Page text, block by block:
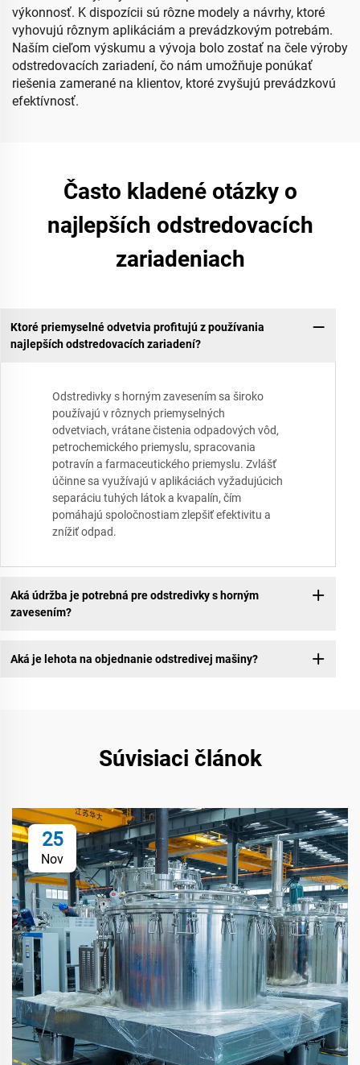
výkonnosť. K dispozícii sú rôzne modely a návrhy, ktoré
vyhovujú rôznym aplikáciám a prevádzkovým potrebám.
Naším cieľom výskumu a vývoja bolo zostať na čele výroby
odstredovacích zariadení, čo nám umožňuje ponúkať
riešenia zamerané na klientov, ktoré zvyšujú prevádzkovú
efektívnosť.
Často kladené otázky o
najlepších odstredovacích
zariadeniach
Ktoré priemyselné odvetvia profitujú z používania
najlepších odstredovacích zariadení?
Odstredivky s horným zavesením sa široko
používajú v rôznych priemyselných
odvetviach, vrátane čistenia odpadových vôd,
petrochemického priemyslu, spracovania
potravín a farmaceutického priemyslu. Zvlášť
účinne sa využívajú v aplikáciách vyžadujúcich
separáciu tuhých látok a kvapalín, čím
pomáhajú spoločnostiam zlepšiť efektivitu a
znížiť odpad.
Aká údržba je potrebná pre odstredivky s horným
zavesením?
Aká je lehota na objednanie odstredivej mašiny?
Súvisiaci článok
25
Nov